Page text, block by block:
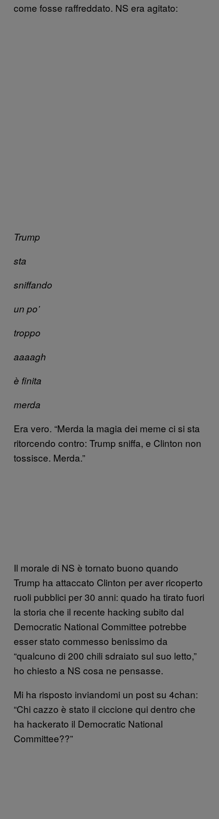
come fosse raffreddato. NS era agitato:
Trump
sta
sniffando
un po’
troppo
aaaagh
è finita
merda
Era vero. “Merda la magia dei meme ci si sta
ritorcendo contro: Trump sniffa, e Clinton non
tossisce. Merda.”
Il morale di NS è tornato buono quando
Trump ha attaccato Clinton per aver ricoperto
ruoli pubblici per 30 anni: quado ha tirato fuori
la storia che il recente hacking subito dal
Democratic National Committee potrebbe
esser stato commesso benissimo da
“qualcuno di 200 chili sdraiato sul suo letto,”
ho chiesto a NS cosa ne pensasse.
Mi ha risposto inviandomi un post su 4chan:
“Chi cazzo è stato il ciccione qui dentro che
ha hackerato il Democratic National
Committee??”